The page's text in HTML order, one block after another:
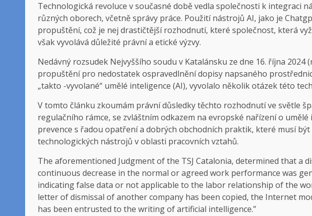
Technologická revoluce v současné době vedla společnosti k integraci
různých oborech, včetně správy práce. Použití nástrojů AI, jako je
propuštění, což je nej drastičtější rozhodnutí, které společnost, která
však vyvolává důležité právní a etické výzvy.
Nedávný rozsudek Nejvyššího soudu v Katalánsku ze dne 16. října 2024
propuštění pro nedostatek ospravedlnění dopisy napsaného
„takto -vyvolané“ umělé inteligence (AI), vyvolalo několik otázek této
V tomto článku zkoumám právní důsledky těchto rozhodnutí ve světle
regulačního rámce, se zvláštním odkazem na evropské nařízení o
prevence s řadou opatření a dobrých obchodních praktik, které musí
technologických nástrojů v oblasti pracovních vztahů.
The aforementioned Judgment of the TSJ Catalonia, determined that a
continuous decrease in the normal or agreed work performance was
indicating false data or not applicable to the labor relationship of the
letter of dismissal of another company has been copied, the Internet
has been entrusted to the writing of artificial intelligence.”